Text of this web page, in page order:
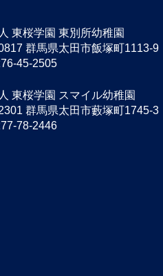
東桜学園 東別所幼稚園
群馬県太田市飯塚町1113-9
45-2505
東桜学園 スマイル幼稚園
群馬県太田市藪塚町1745-3
78-2446